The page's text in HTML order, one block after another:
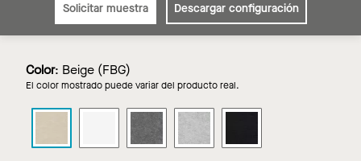
Solicitar muestra Descargar configuración
Color: Beige (FBG)
El color mostrado puede variar del producto real.
acústicos
FELTWORKS
Paneles
acústicos
FELTWORKS
Paneles
acústicosacústicosacústicos